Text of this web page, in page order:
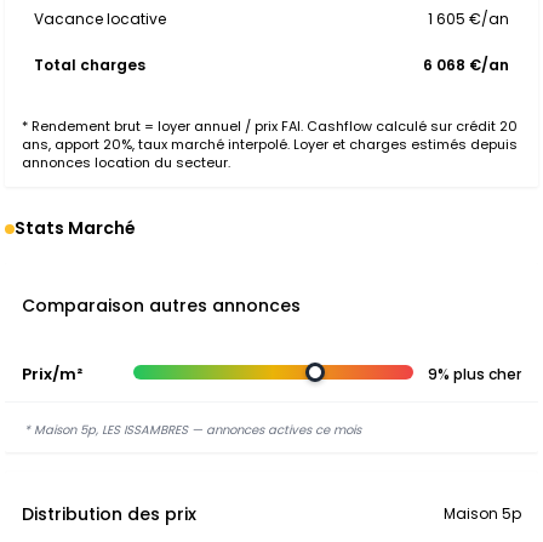
Vacance locative 1 605 €/an
Total charges 6 068 €/an
* Rendement brut = loyer annuel / prix FAI. Cashflow calculé sur crédit 20
ans, apport 20%, taux marché interpolé. Loyer et charges estimés depuis
annonces location du secteur.
Stats Marché
Comparaison autres annonces
Prix/m² 9% plus cher
* Maison 5p, LES ISSAMBRES — annonces actives ce mois
Distribution des prix Maison 5p